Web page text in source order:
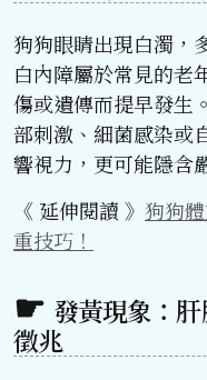
狗狗眼睛出現白濁，
白內障屬於常見的老
傷或遺傳而提早發生
部刺激、細菌感染或
響視力，更可能隱含
《 延伸閱讀 》 狗狗
重技巧！
發黃現象：
徵兆